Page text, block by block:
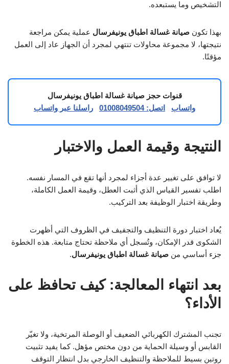
التشخيص وما يستبعده.
بهذا تكون صيانة غسالة اطباق يونيفرسال عملية يمكن مراجعة
نتيجتها، لا مجموعة محاولات تنتهي لمجرد أن الجهاز عاد إلى العمل
مؤقتًا.
قنوات حجز صيانة غسالة اطباق يونيفرسال
واتساب
اتصل: 01008049504 راسلنا عبر واتساب
النتيجة وقيمة العمل والاختبار
لا توافق على تغيير عدة أجزاء لمجرد أنها تقع في المسار نفسه.
اطلب تفسير القياس الذي أثبت العطل، وقيمة العمل الكاملة،
وطريقة اختبار الوظيفة بعد التركيب.
يُعاد اختبار دورة التنظيف والتجفيف في الظروف التي أظهرت
الشكوى قدر الإمكان، وتُسجل أي ملاحظة تحتاج متابعة. هذه الخطوة
جزء أساسي من صيانة غسالة اطباق يونيفرسال.
بعد انتهاء المعالجة: كيف تحافظ على
الأداء؟
تجنب المشترك الكهربائي الضعيف أو الوصلة المرتخية، ولا تغيّر
القابس أو وسيلة الحماية من دون مختص مؤهل. كما يفيد تثبيت
روتين بسيط للملاحظة والتنظيف الخارجي بدل انتظار التوقف